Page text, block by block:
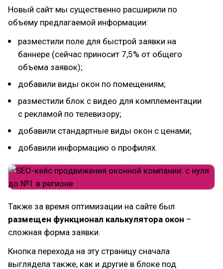
Новый сайт мы существенно расширили по
объему предлагаемой информации:
разместили поле для быстрой заявки на
баннере (сейчас приносит 7,5% от общего
объема заявок);
добавили виды окон по помещениям;
разместили блок с видео для комплементации
с рекламой по телевизору;
добавили стандартные виды окон с ценами;
добавили информацию о профилях.
Также за время оптимизации на сайте был
размещен функционал калькулятора окон –
сложная форма заявки.
Кнопка перехода на эту страницу сначала
выглядела также, как и другие в блоке под